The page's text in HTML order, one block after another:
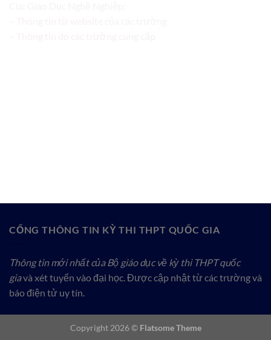
CỔNG THÔNG TIN KỲ THI THPT QUỐC GIA
Thông tin mới nhất của Bộ giáo dục về kỳ thi THPT quốc
giavà xét tuyển vào đại học. Được cập nhật từ các trường và
báo điện tử uy tín.
Copyright 2026 © Flatsome Theme